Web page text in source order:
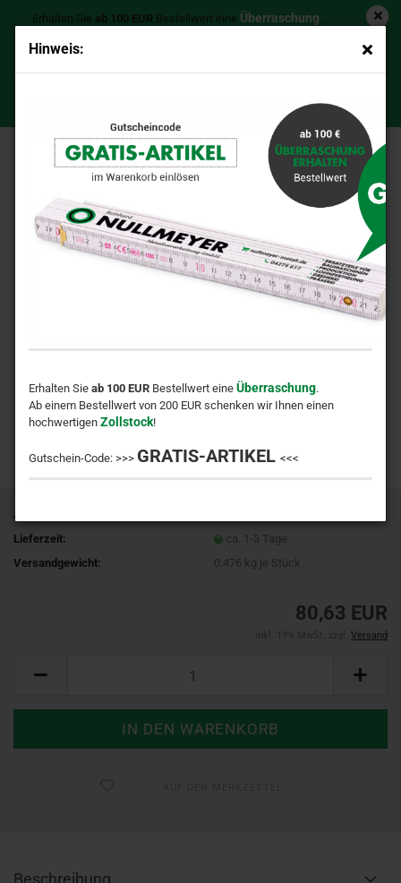
Hinweis:
Erhalten Sie ab 100 EUR Bestellwert eine Überraschung.
Ab einem Bestellwert von 200 EUR schenken wir Ihnen einen
hochwertigen Zollstock!
Gutschein-Code: >>> GRATIS-ARTIKEL <<<
Erhalten Sie ab 100 EUR Bestellwert eine Überraschung.
Ø 45x57/85x50 mm Reparatur Kragenbuchse, Stahl,
Art.Nr.:
Lieferzeit:
ca. 1-3 Tage
Versandgewicht:
0.476 kg je Stück
80,63 EUR
Versand
Beschreibung